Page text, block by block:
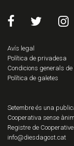
Avís legal
Política de privadesa
Condicions generals
Política de galetes
Setembre és una
Cooperativa sense
Registre de
info@diesdagost.cat